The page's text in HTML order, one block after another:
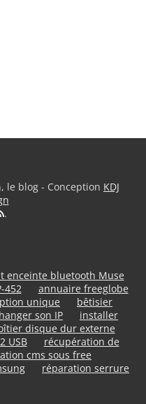
le blog - Conception KDJ
.
enceinte bluetooth Muse
452
annuaire freeglobe
unique
bêtisier
son IP
installer
disque dur externe
USB
récupération de
cms sous free
réparation serrure